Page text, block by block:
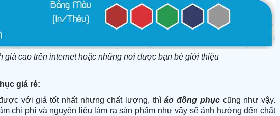
giá cao trên internet hoặc những nơi được bạn bè giới thiệu
giá rẻ:
với giá tốt nhất nhưng chất lượng, thìáo đồng phụccũng như vậy.
chi phí và nguyên liệu làm ra sản phẩm như vậy sẽ ảnh hưởng đến chất